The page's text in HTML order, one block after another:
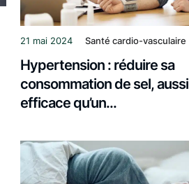
21 mai 2024 Santé cardio-vasculaire
Hypertension : réduire sa
consommation de sel, aussi
efficace qu’un...